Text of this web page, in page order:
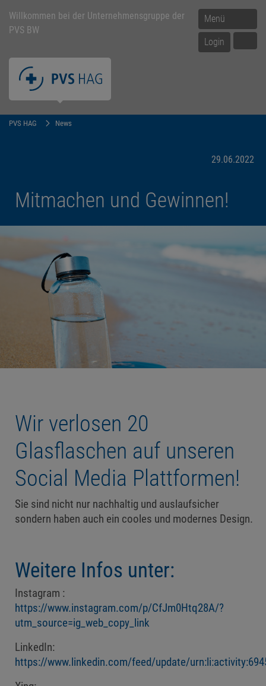
Menü
Login
Willkommen bei der Unternehmensgruppe der
PVS BW
PVS HAG News
29.06.2022
Mitmachen und Gewinnen!
Wir verlosen 20
Glasflaschen auf unseren
Social Media Plattformen!
Sie sind nicht nur nachhaltig und auslaufsicher
sondern haben auch ein cooles und modernes Design.
Weitere Infos unter:
Instagram :
https://www.instagram.com/p/CfJm0Htq28A/?
utm_source=ig_web_copy_link
LinkedIn:
https://www.linkedin.com/feed/update/